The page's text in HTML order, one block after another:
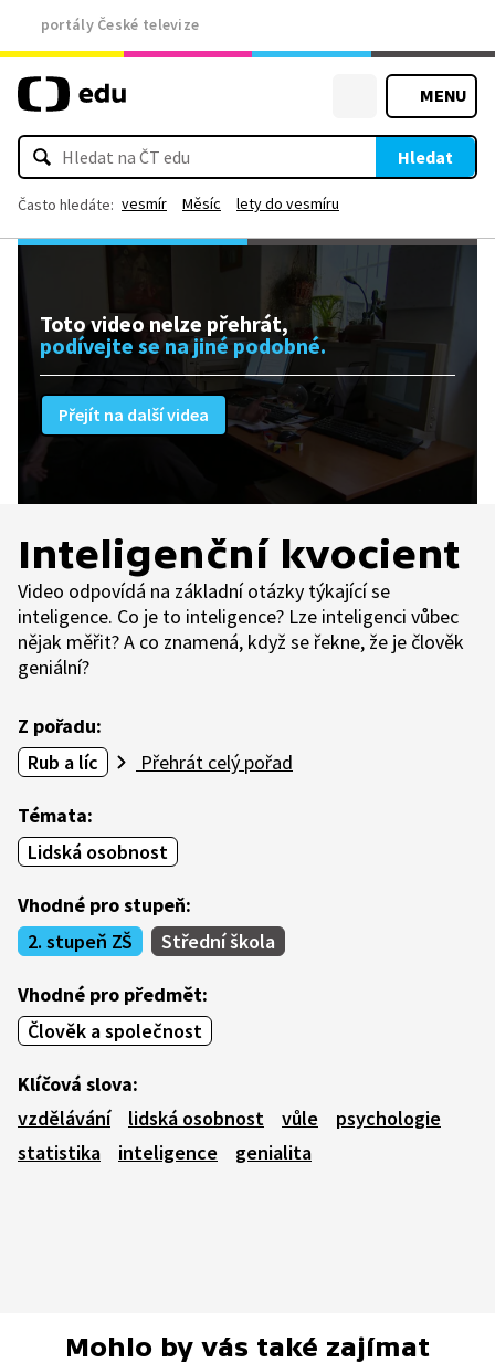
portály České televize
MENU
Hledat
Často hledáte: vesmír Měsíc lety do vesmíru
Toto video nelze přehrát,
podívejte se na jiné podobné.
Přejít na další videa
Inteligenční kvocient
Video odpovídá na základní otázky týkající se
inteligence. Co je to inteligence? Lze inteligenci vůbec
nějak měřit? A co znamená, když se řekne, že je člověk
geniální?
Z pořadu:
Rub a líc
Přehrát celý pořad
Témata:
Lidská osobnost
Vhodné pro stupeň:
2. stupeň ZŠ
Střední škola
Vhodné pro předmět:
Člověk a společnost
Klíčová slova:
vzdělávání
lidská osobnost vůle
psychologie
statistika
inteligence genialita
Mohlo by vás také zajímat